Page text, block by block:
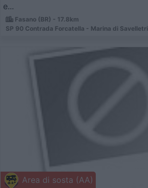
e...
Fasano (BR) - 17.8km
SP 90 Contrada Forcatella - Marina di Savelletri
Area di sosta (AA)